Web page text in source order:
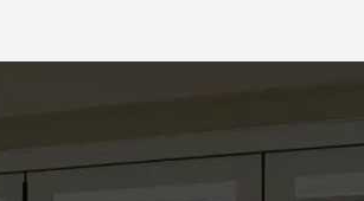
Το εκτεθειμένο πλαίσιο
φωτισμό, βολική εγκατάσταση και
κόστος συντήρησης.